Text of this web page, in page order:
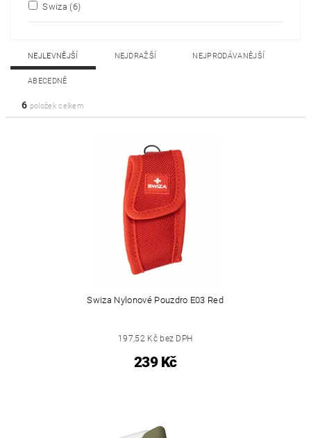
Swiza (6)
NEJLEVNĚJŠÍ NEJDRAŽŠÍ NEJPRODÁVANĚJŠÍ
ABECEDNĚ
6 položek celkem
Swiza Nylonové Pouzdro E03 Red
197,52 Kč bez DPH
239 Kč